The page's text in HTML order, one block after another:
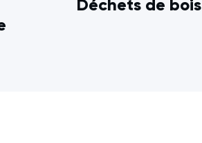
Déchets de bois